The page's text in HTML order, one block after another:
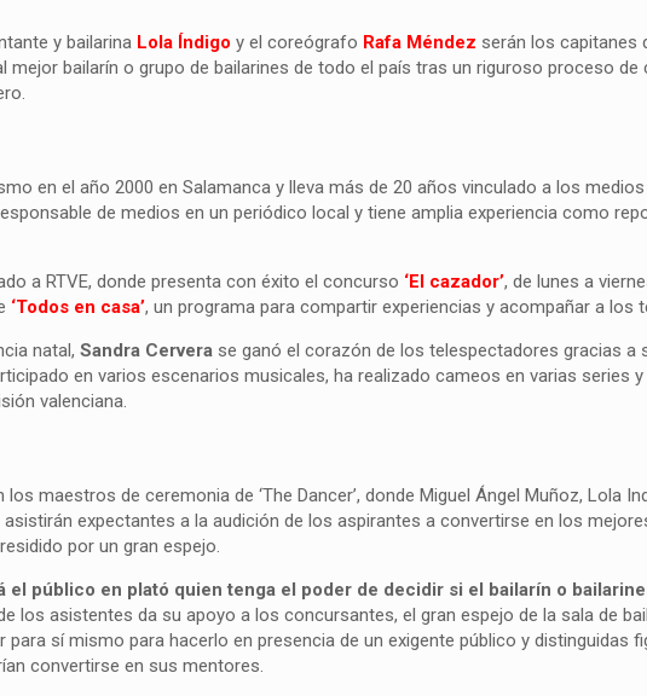
y bailarina Lola Índigo y el coreógrafo Rafa Méndez serán los capitanes
mejor bailarín o grupo de bailarines de todo el país tras un riguroso proceso
en el año 2000 en Salamanca y lleva más de 20 años vinculado a los
de medios en un periódico local y tiene amplia experiencia como
a RTVE, donde presenta con éxito el concurso ‘El cazador’, de lunes a
‘Todos en casa’, un programa para compartir experiencias y acompañar a los
natal,Sandra Cervera se ganó el corazón de los telespectadores gracias a
en varios escenarios musicales, ha realizado cameos en varias series
valenciana.
maestros de ceremonia de ‘The Dancer’, donde Miguel Ángel Muñoz, Lola
expectantes a la audición de los aspirantes a convertirse en los
por un gran espejo.
el público en plató quien tenga el poder de decidir si el bailarín o
los asistentes da su apoyo a los concursantes, el gran espejo de la sala de
para sí mismo para hacerlo en presencia de un exigente público y distinguidas
convertirse en sus mentores.